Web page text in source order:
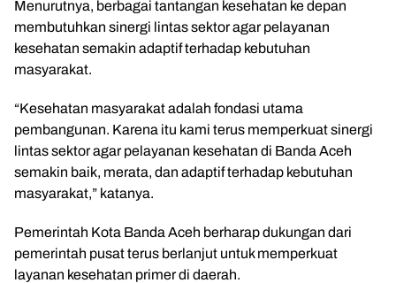
Menurutnya, berbagai tantangan kesehatan ke depan
membutuhkan sinergi lintas sektor agar pelayanan
kesehatan semakin adaptif terhadap kebutuhan
masyarakat.
“Kesehatan masyarakat adalah fondasi utama
pembangunan. Karena itu kami terus memperkuat sinergi
lintas sektor agar pelayanan kesehatan di Banda Aceh
semakin baik, merata, dan adaptif terhadap kebutuhan
masyarakat,” katanya.
Pemerintah Kota Banda Aceh berharap dukungan dari
pemerintah pusat terus berlanjut untuk memperkuat
layanan kesehatan primer di daerah.